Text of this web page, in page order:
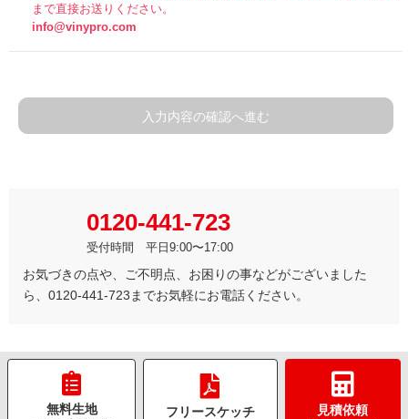
まで直接お送りください。
info@vinypro.com
入力内容の確認へ進む
0120-441-723
受付時間 平日9:00〜17:00
お気づきの点や、ご不明点、お困りの事などがございました
ら、0120-441-723までお気軽にお電話ください。
無料生地
フリースケッチ
見積依頼